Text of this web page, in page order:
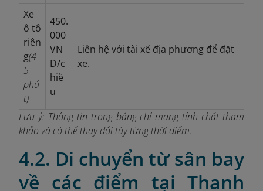
Xe
ô tô
riên
g(4
5
phú
t)
450.
000
VN
D/c
hiề
u
Liên hệ với tài xế địa phương để đặt
xe.
Lưu ý: Thông tin trong bảng chỉ mang tính chất tham
khảo và có thể thay đổi tùy từng thời điểm.
4.2. Di chuyển từ sân bay
về các điểm tại Thanh